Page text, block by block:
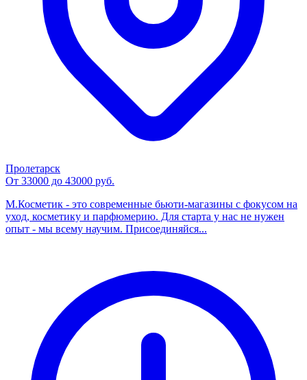
Пролетарск
От 33000 до 43000 руб.
М.Косметик - это современные бьюти-магазины с фокусом на
уход, косметику и парфюмерию. Для старта у нас не нужен
опыт - мы всему научим. Присоединяйся...